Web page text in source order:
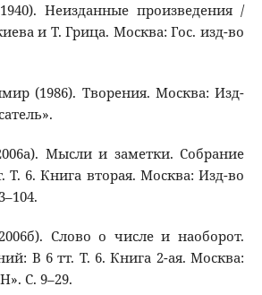
Неизданные произведения /
и Т. Грица. Москва: Гос. изд-во
(1986). Творения. Москва: Изд-
Мысли и заметки. Собрание
Т. 6. Книга вторая. Москва: Изд-во
Слово о числе и наоборот.
В 6 тт. Т. 6. Книга 2-ая. Москва:
C. 9–29.